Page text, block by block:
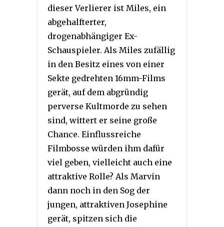
dieser Verlierer ist Miles, ein
abgehalfterter,
drogenabhängiger Ex-
Schauspieler. Als Miles zufällig
in den Besitz eines von einer
Sekte gedrehten 16mm-Films
gerät, auf dem abgründig
perverse Kultmorde zu sehen
sind, wittert er seine große
Chance. Einflussreiche
Filmbosse würden ihm dafür
viel geben, vielleicht auch eine
attraktive Rolle? Als Marvin
dann noch in den Sog der
jungen, attraktiven Josephine
gerät, spitzen sich die